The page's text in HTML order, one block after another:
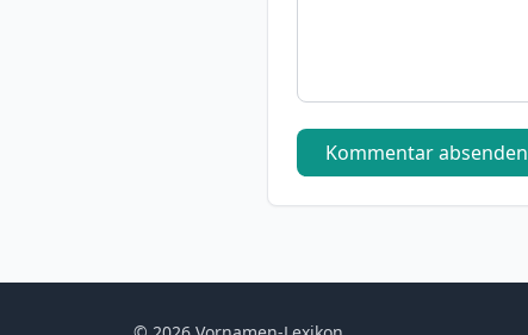
Kommentar absenden